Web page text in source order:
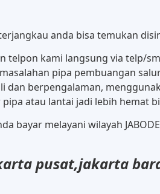
anda bisa temukan
telpon kami langsung via telp/
pipa pembuangan
dan berpengalaman,
atau lantai jadi lebih hemat
bayar melayani wilayah
pusat,jakarta